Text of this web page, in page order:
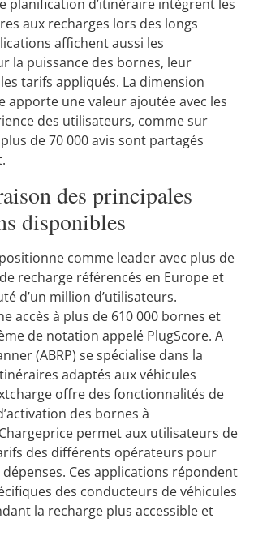
planification d’itinéraire intègrent les
aux recharges lors des longs
affichent aussi les
la puissance des bornes, leur
tarifs appliqués. La dimension
apporte une valeur ajoutée avec les
des utilisateurs, comme sur
de 70 000 avis sont partagés
des principales
disponibles
comme leader avec plus de
recharge référencés en Europe et
d’un million d’utilisateurs.
accès à plus de 610 000 bornes et
de notation appelé PlugScore. A
(ABRP) se spécialise dans la
adaptés aux véhicules
offre des fonctionnalités de
des bornes à
permet aux utilisateurs de
des différents opérateurs pour
Ces applications répondent
des conducteurs de véhicules
la recharge plus accessible et